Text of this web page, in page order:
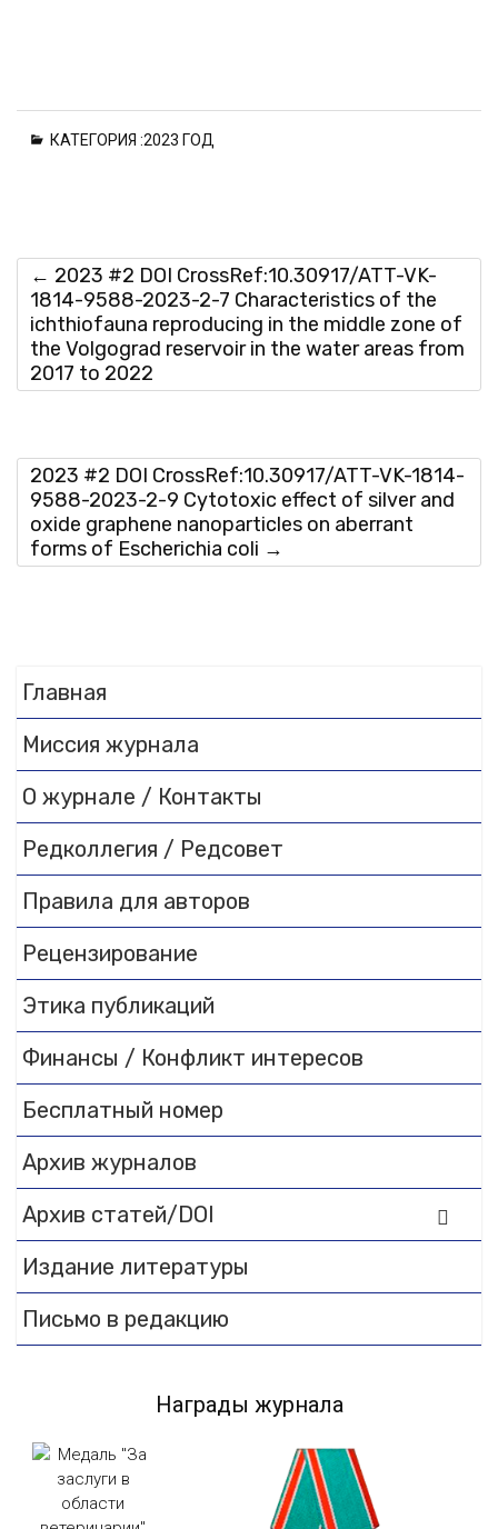
loading. For more related info,
КАТЕГОРИЯ :2023 ГОД
← 2023 #2 DOI CrossRef:10.30917/ATT-VK-
1814-9588-2023-2-7 Characteristics of the
ichthiofauna reproducing in the middle zone of
the Volgograd reservoir in the water areas from
2017 to 2022
2023 #2 DOI CrossRef:10.30917/ATT-VK-1814-
9588-2023-2-9 Cytotoxic effect of silver and
oxide graphene nanoparticles on aberrant
forms of Escherichia coli →
Главная
Миссия журнала
О журнале / Контакты
Редколлегия / Редсовет
Правила для авторов
Рецензирование
Этика публикаций
Финансы / Конфликт интересов
Бесплатный номер
Архив журналов
Архив статей/DOI
Издание литературы
Письмо в редакцию
Награды журнала